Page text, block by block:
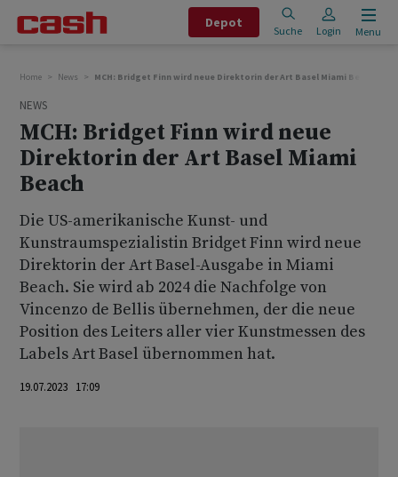
Depot
Suche Login Menu
Home News MCH: Bridget Finn wird neue Direktorin der Art Basel Miami Beach
NEWS
MCH: Bridget Finn wird neue
Direktorin der Art Basel Miami
Beach
Die US-amerikanische Kunst- und
Kunstraumspezialistin Bridget Finn wird neue
Direktorin der Art Basel-Ausgabe in Miami
Beach. Sie wird ab 2024 die Nachfolge von
Vincenzo de Bellis übernehmen, der die neue
Position des Leiters aller vier Kunstmessen des
Labels Art Basel übernommen hat.
19.07.2023 17:09